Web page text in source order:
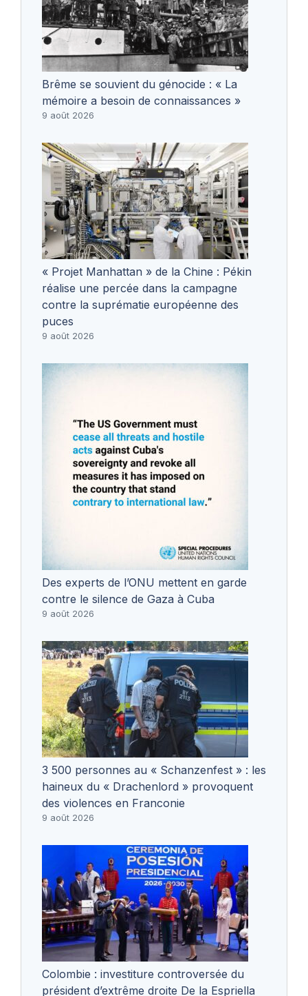
Brême se souvient du génocide : « La
mémoire a besoin de connaissances »
9 août 2026
« Projet Manhattan » de la Chine : Pékin
réalise une percée dans la campagne
contre la suprématie européenne des
puces
9 août 2026
Des experts de l’ONU mettent en garde
contre le silence de Gaza à Cuba
9 août 2026
3 500 personnes au « Schanzenfest » : les
haineux du « Drachenlord » provoquent
des violences en Franconie
9 août 2026
Colombie : investiture controversée du
président d’extrême droite De la Espriella